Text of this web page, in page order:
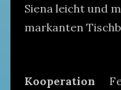
Siena leicht und
markanten
Kooperation